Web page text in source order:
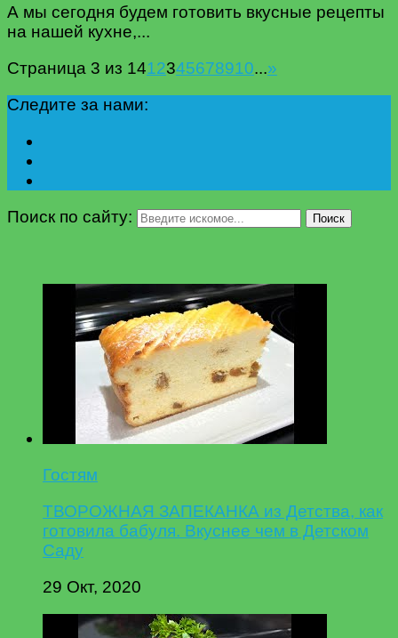
А мы сегодня будем готовить вкусные рецепты
на нашей кухне,...
Страница 3 из 1412345678910...»
Следите за нами:
Поиск по сайту: Поиск
Гостям
ТВОРОЖНАЯ ЗАПЕКАНКА из Детства, как
готовила бабуля. Вкуснее чем в Детском
Саду
29 Окт, 2020